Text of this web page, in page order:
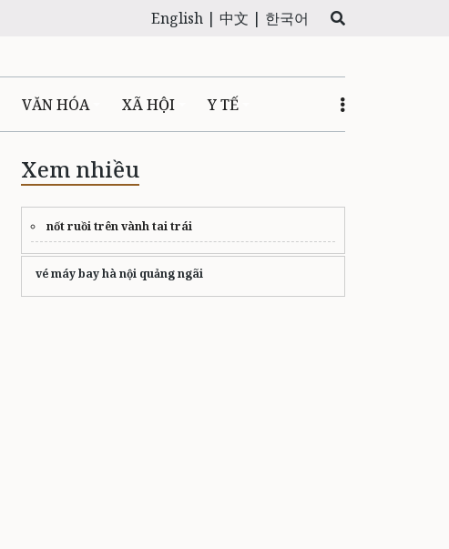
English | 中文 | 한국어
VĂN HÓA XÃ HỘI Y TẾ
Xem nhiều
nốt ruồi trên vành tai trái
vé máy bay hà nội quảng ngãi